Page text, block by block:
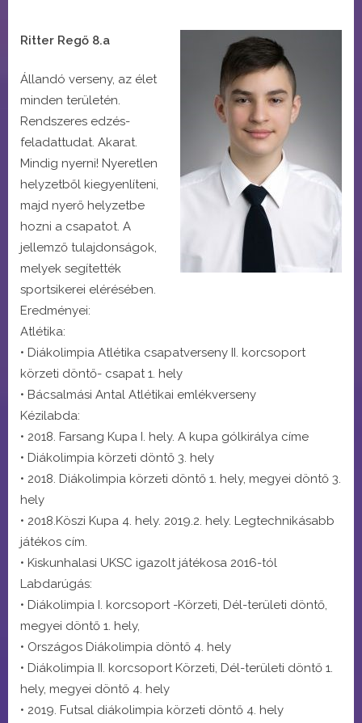
Ritter Regő 8.a
Állandó verseny, az élet
minden területén.
Rendszeres edzés-
feladattudat. Akarat.
Mindig nyerni! Nyeretlen
helyzetből kiegyenlíteni,
majd nyerő helyzetbe
hozni a csapatot. A
jellemző tulajdonságok,
melyek segítették
sportsikerei elérésében.
Eredményei:
Atlétika:
• Diákolimpia Atlétika csapatverseny II. korcsoport
körzeti döntő- csapat 1. hely
• Bácsalmási Antal Atlétikai emlékverseny
Kézilabda:
• 2018. Farsang Kupa I. hely. A kupa gólkirálya címe
• Diákolimpia körzeti döntő 3. hely
• 2018. Diákolimpia körzeti döntő 1. hely, megyei döntő 3.
hely
• 2018.Köszi Kupa 4. hely. 2019.2. hely. Legtechnikásabb
játékos cím.
• Kiskunhalasi UKSC igazolt játékosa 2016-tól
Labdarúgás:
• Diákolimpia I. korcsoport -Körzeti, Dél-területi döntő,
megyei döntő 1. hely,
• Országos Diákolimpia döntő 4. hely
• Diákolimpia II. korcsoport Körzeti, Dél-területi döntő 1.
hely, megyei döntő 4. hely
• 2019. Futsal diákolimpia körzeti döntő 4. hely